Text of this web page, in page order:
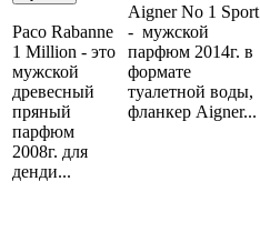
Paco Rabanne
1 Million - это
мужской
древесный
пряный
парфюм
2008г. для
денди...
Aigner No 1 Sport
- мужской
парфюм 2014г. в
формате
туалетной воды,
фланкер Aigner...